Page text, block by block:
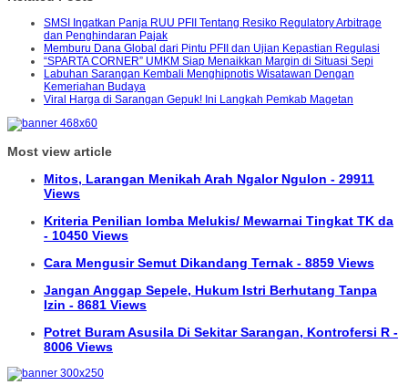
SMSI Ingatkan Panja RUU PFII Tentang Resiko Regulatory Arbitrage
dan Penghindaran Pajak
Memburu Dana Global dari Pintu PFII dan Ujian Kepastian Regulasi
“SPARTA CORNER” UMKM Siap Menaikkan Margin di Situasi Sepi
Labuhan Sarangan Kembali Menghipnotis Wisatawan Dengan
Kemeriahan Budaya
Viral Harga di Sarangan Gepuk! Ini Langkah Pemkab Magetan
Most view article
Mitos, Larangan Menikah Arah Ngalor Ngulon - 29911
Views
Kriteria Penilian lomba Melukis/ Mewarnai Tingkat TK da
- 10450 Views
Cara Mengusir Semut Dikandang Ternak - 8859 Views
Jangan Anggap Sepele, Hukum Istri Berhutang Tanpa
Izin - 8681 Views
Potret Buram Asusila Di Sekitar Sarangan, Kontrofersi R -
8006 Views